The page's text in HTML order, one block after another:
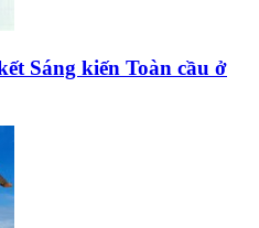
Sáng kiến Toàn cầu ở